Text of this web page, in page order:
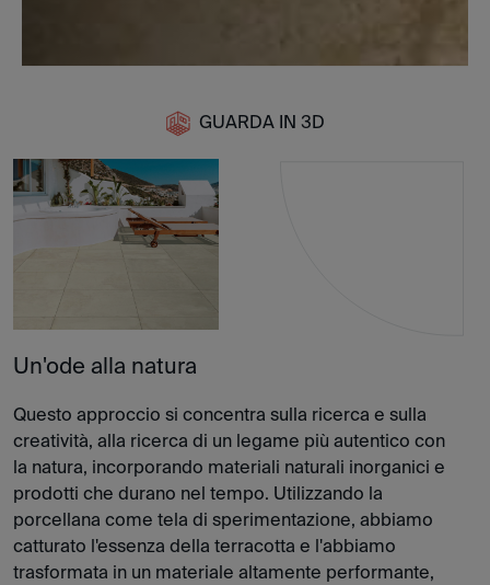
GUARDA IN 3D
Un'ode alla natura
Questo approccio si concentra sulla ricerca e sulla
creatività, alla ricerca di un legame più autentico con
la natura, incorporando materiali naturali inorganici e
prodotti che durano nel tempo. Utilizzando la
porcellana come tela di sperimentazione, abbiamo
catturato l'essenza della terracotta e l'abbiamo
trasformata in un materiale altamente performante,